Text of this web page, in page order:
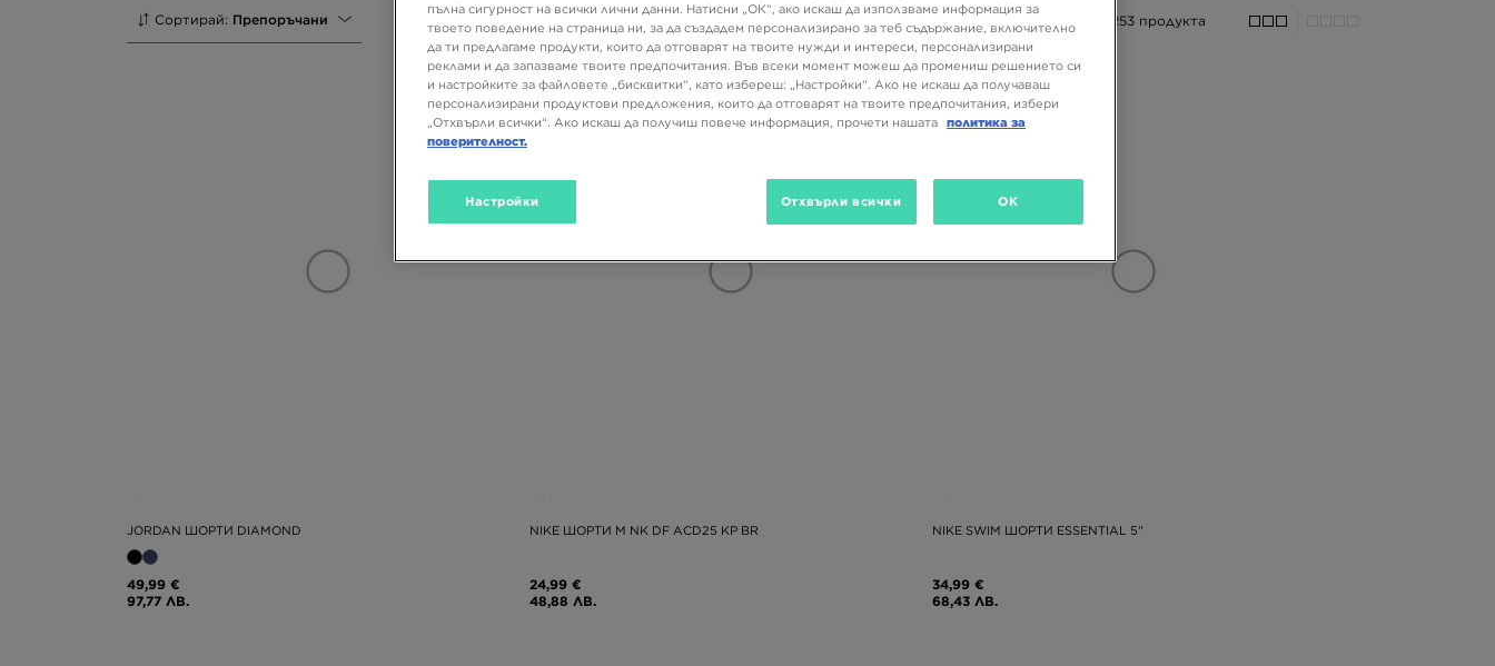
Сортирай: Препоръчани 253 продукта
JORDAN ШОРТИ DIAMOND
49,99 €
97,77 ЛВ.
NIKE ШОРТИ M NK DF ACD25 KP BR
24,99 €
48,88 ЛВ.
NIKE SWIM ШОРТИ ESSENTIAL 5"
34,99 €
68,43 ЛВ.
пълна сигурност на всички лични данни. Натисни „ОК“, ако искаш да използваме информация за
твоето поведение на страница ни, за да създадем персонализирано за теб съдържание, включително
да ти предлагаме продукти, които да отговарят на твоите нужди и интереси, персонализирани
реклами и да запазваме твоите предпочитания. Във всеки момент можеш да промениш решението си
и настройките за файловете „бисквитки“, като избереш: „Настройки“. Ако не искаш да получаваш
персонализирани продуктови предложения, които да отговарят на твоите предпочитания, избери
„Отхвърли всички“. Ако искаш да получиш повече информация, прочети нашата политика за
поверителност.
Настройки Отхвърли всички OK